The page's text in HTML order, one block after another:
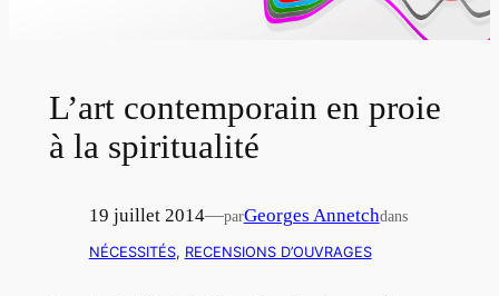
L’art contemporain en proie
à la spiritualité
19 juillet 2014—parGeorges Annetchdans
NÉCESSITÉS, RECENSIONS D’OUVRAGES